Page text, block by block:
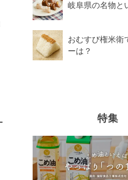
岐阜県の名物と
おむすび権米衛
ーは？
特集